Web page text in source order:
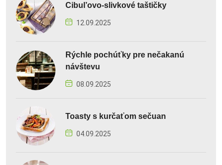
Cibul’ovo-slivkové taštičky
12.09.2025
Rýchle pochúťky pre nečakanú
návštevu
08.09.2025
Toasty s kurčaťom sečuan
04.09.2025